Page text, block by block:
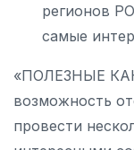
регионов
самые
«ПОЛЕЗНЫЕ
возможность
провести